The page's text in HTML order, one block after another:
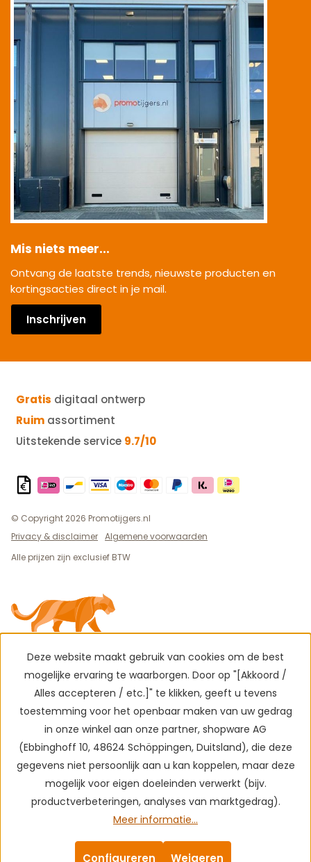
Mis niets meer...
Ontvang de laatste trends, nieuwste producten en
kortingsacties direct in je mail.
Inschrijven
Gratis digitaal ontwerp
Ruim assortiment
Uitstekende service 9.7/10
© Copyright 2026 Promotijgers.nl
Privacy & disclaimer Algemene voorwaarden
Alle prijzen zijn exclusief BTW
Deze website maakt gebruik van cookies om de best
mogelijke ervaring te waarborgen. Door op "[Akkoord /
Alles accepteren / etc.]" te klikken, geeft u tevens
toestemming voor het openbaar maken van uw gedrag
in onze winkel aan onze partner, shopware AG
(Ebbinghoff 10, 48624 Schöppingen, Duitsland), die deze
gegevens niet persoonlijk aan u kan koppelen, maar deze
mogelijk voor eigen doeleinden verwerkt (bijv.
productverbeteringen, analyses van marktgedrag).
Meer informatie...
Weigeren
Configureren